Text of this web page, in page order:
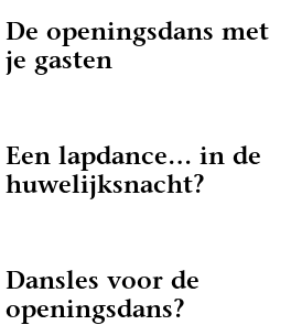
De openingsdans met
je gasten
Een lapdance… in de
huwelijksnacht?
Dansles voor de
openingsdans?